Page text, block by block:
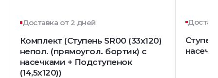
Доставка от 2 дней
Комплект (Ступень SR00 (33x120)
непол. (прямоугол. бортик) с
насечками + Подступенок
(14,5x120))